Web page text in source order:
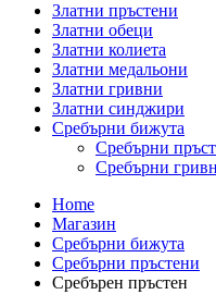
Златни пръстени
Златни обеци
Златни колиета
Златни медальони
Златни гривни
Златни синджири
Сребърни бижута
Сребърни
Сребърни
Home
Магазин
Сребърни бижута
Сребърни пръстени
Сребърен пръстен